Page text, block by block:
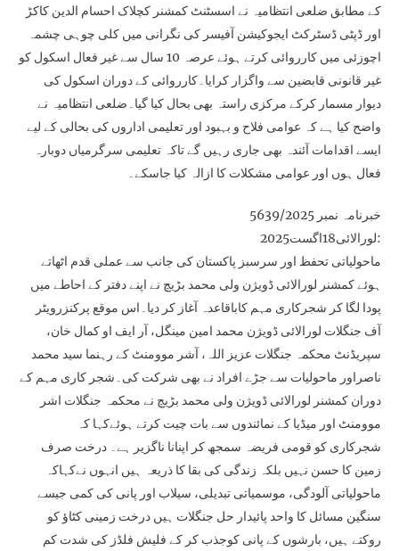
کے مطابق ضلعی انتظامیہ نے اسسٹنٹ کمشنر کچلاک احسام الدین کاکڑ
اور ڈپٹی ڈسٹرکٹ ایجوکیشن آفیسر کی نگرانی میں کلی چوہی چشمہ
اچوزئی میں کارروائی کرتے ہوئے عرصہ 10 سال سے غیر فعال اسکول کو
غیر قانونی قابضین سے واگزار کرایا۔کارروائی کے دوران اسکول کی
دیوار مسمار کرکے مرکزی راستہ بھی بحال کیا گیا۔ضلعی انتظامیہ نے
واضح کیا ہے کہ عوامی فلاح و بہبود اور تعلیمی اداروں کی بحالی کے لیے
ایسے اقدامات آئندہ بھی جاری رہیں گے تاکہ تعلیمی سرگرمیاں دوبارہ
فعال ہوں اور عوامی مشکلات کا ازالہ کیا جاسکے۔
خبرنامہ نمبر 5639/2025
لورالائی18اگست2025:
ماحولیاتی تحفظ اور سرسبز پاکستان کی جانب سے عملی قدم اٹھاتے
ہوئے کمشنر لورالائی ڈویژن ولی محمد بڑیچ نے اپنے دفتر کے احاطے میں
پودا لگا کر شجرکاری مہم کاباقاعدہ آغاز کر دیا۔اس موقع پرکنزرویٹر
آف جنگلات لورالائی ڈویژن محمد امین مینگل، آر ایف او کمال خان،
سپریڈنٹ محکمہ جنگلات عزیز اللہ، آشر موومنٹ کے رہنما سید محمد
ناصراور ماحولیات سے جڑے افراد نے بھی شرکت کی۔شجر کاری مہم کے
دوران کمشنر لورالائی ڈویژن ولی محمد بڑیچ نے محکمہ جنگلات اشر
موومنٹ اور میڈیا کے نمائندوں سے بات چیت کرتے ہوئےکہا کہ
شجرکاری کو قومی فریضہ سمجھ کر اپنانا ناگزیر ہے۔ درخت صرف
زمین کا حسن نہیں بلکہ زندگی کی بقا کا ذریعہ ہیں انہوں نےکہاکہ
ماحولیاتی آلودگی، موسمیاتی تبدیلی، سیلاب اور پانی کی کمی جیسے
سنگین مسائل کا واحد پائیدار حل جنگلات ہیں درخت زمینی کٹاؤ کو
روکتے ہیں، بارشوں کے پانی کوجذب کر کے فلیش فلڈز کی شدت کم